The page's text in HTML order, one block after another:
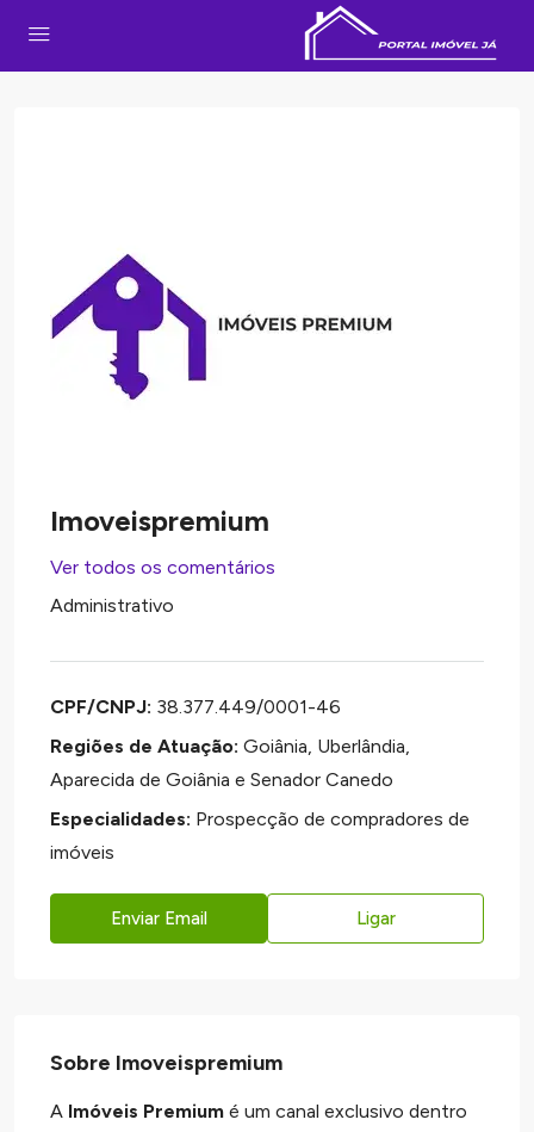
Imoveispremium
Ver todos os comentários
Administrativo
CPF/CNPJ: 38.377.449/0001-46
Regiões de Atuação: Goiânia, Uberlândia,
Aparecida de Goiânia e Senador Canedo
Especialidades: Prospecção de compradores de
imóveis
Enviar Email Ligar
Sobre Imoveispremium
A Imóveis Premium é um canal exclusivo dentro